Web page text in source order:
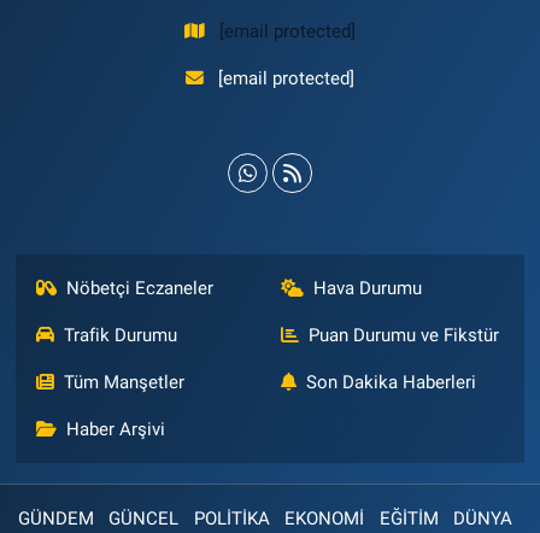
[email protected]
[email protected]
Nöbetçi Eczaneler Hava Durumu
Trafik Durumu Puan Durumu ve Fikstür
Tüm Manşetler Son Dakika Haberleri
Haber Arşivi
GÜNDEM GÜNCEL POLİTİKA EKONOMİ EĞİTİM DÜNYA